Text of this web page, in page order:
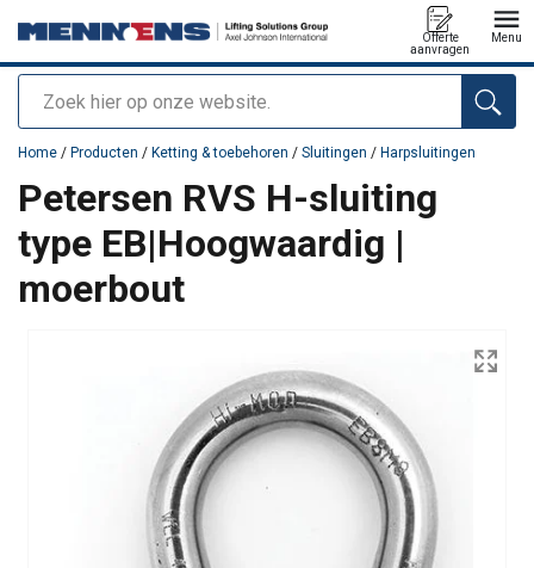
Zoeken
Offerte
aanvragen
Menu
toegevoegd aan uw offerte
Home / Producten / Ketting & toebehoren / Sluitingen / Harpsluitingen
Petersen RVS H-sluiting
type EB|Hoogwaardig |
moerbout